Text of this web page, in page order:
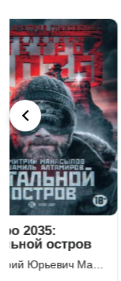
Бессистемная
отладка.
Утилизация
Тимофей Царенко